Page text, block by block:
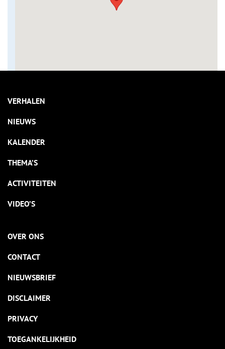
VERHALEN
NIEUWS
KALENDER
THEMA’S
ACTIVITEITEN
VIDEO’S
OVER ONS
CONTACT
NIEUWSBRIEF
DISCLAIMER
PRIVACY
TOEGANKELIJKHEID